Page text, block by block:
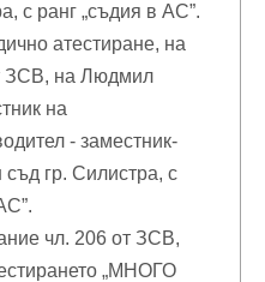
с ранг „съдия в АС”.
атестиране, на
ЗСВ, на Людмил
на
- заместник-
гр. Силистра, с
чл. 206 от ЗСВ,
„МНОГО